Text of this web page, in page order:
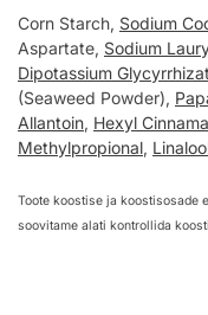
Corn Starch, Sodium
Aspartate, Sodium
Dipotassium
(Seaweed Powder),
Allantoin, Hexyl
Methylpropional,
Toote koostise ja koostisosade
soovitame alati kontrollida